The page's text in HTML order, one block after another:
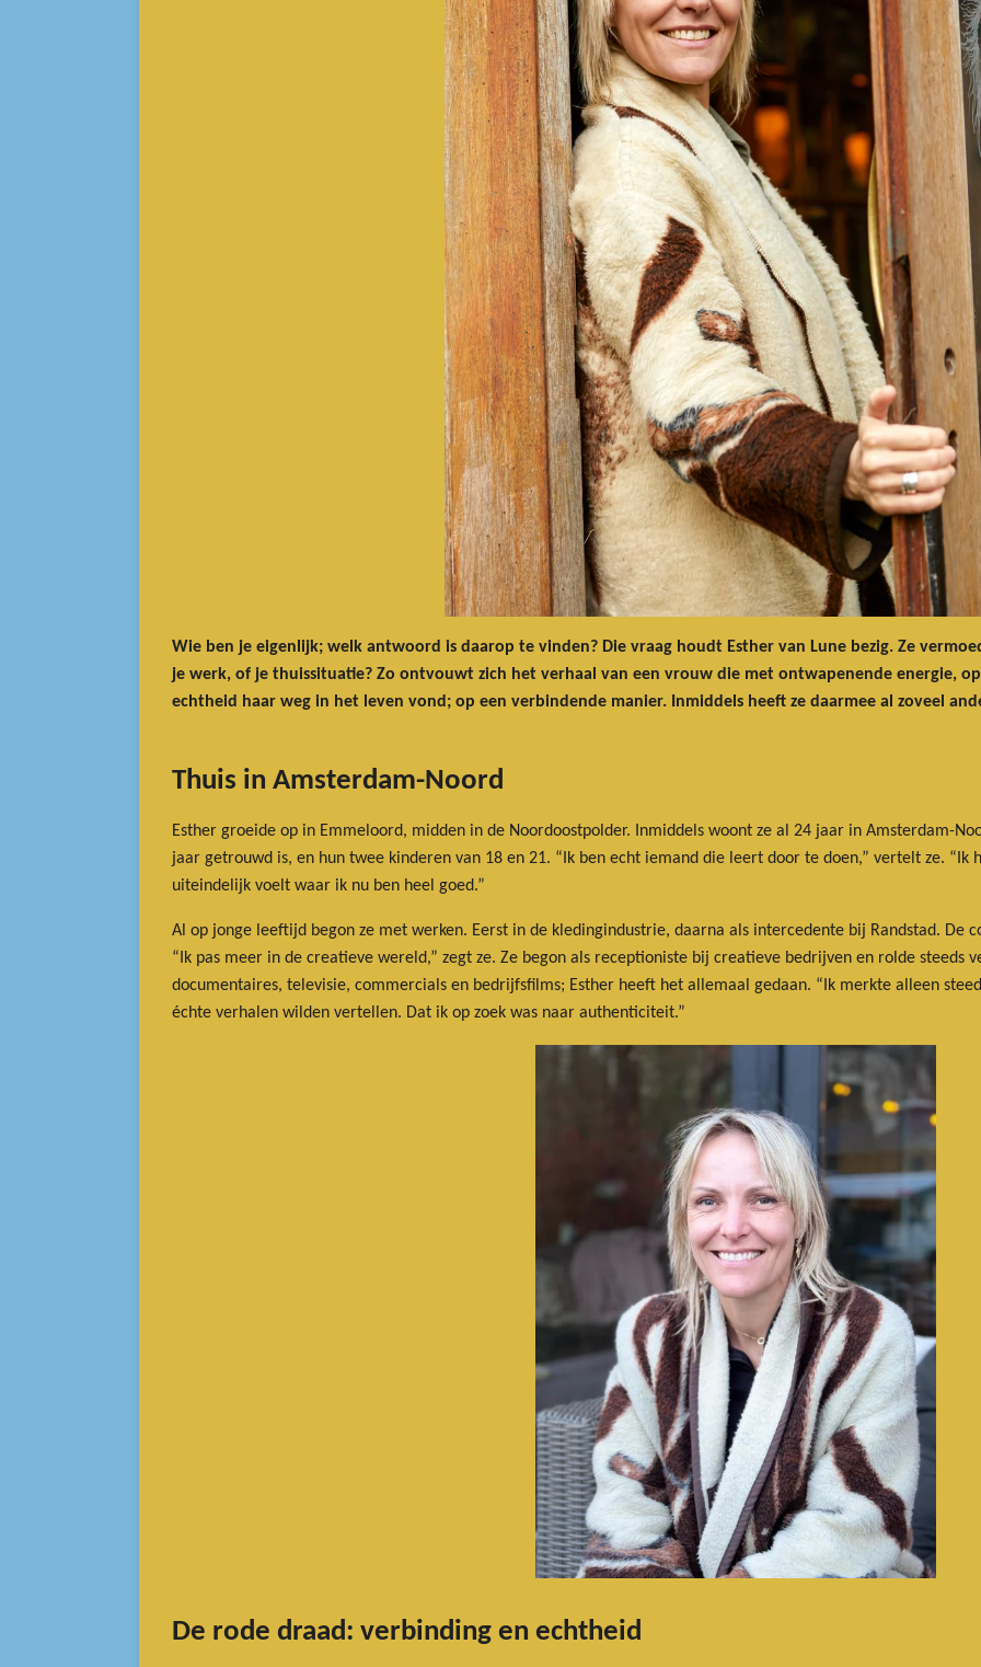
Wie ben je eigenlijk; welk antwoord is daarop te vinden? Die vraag houdt Esther van Lune bezig. Ze
je werk, of je thuissituatie? Zo ontvouwt zich het verhaal van een vrouw die met ontwapenende energie,
echtheid haar weg in het leven vond; op een verbindende manier. Inmiddels heeft ze daarmee al zoveel
Thuis in Amsterdam-Noord
Esther groeide op in Emmeloord, midden in de Noordoostpolder. Inmiddels woont ze al 24 jaar in Amsterdam-
jaar getrouwd is, en hun twee kinderen van 18 en 21. “Ik ben echt iemand die leert door te doen,” vertelt ze. “Ik
uiteindelijk voelt waar ik nu ben heel goed.”
Al op jonge leeftijd begon ze met werken. Eerst in de kledingindustrie, daarna als intercedente bij Randstad. De
“Ik pas meer in de creatieve wereld,” zegt ze. Ze begon als receptioniste bij creatieve bedrijven en rolde steeds
documentaires, televisie, commercials en bedrijfsfilms; Esther heeft het allemaal gedaan. “Ik merkte alleen
échte verhalen wilden vertellen. Dat ik op zoek was naar authenticiteit.”
De rode draad: verbinding en echtheid